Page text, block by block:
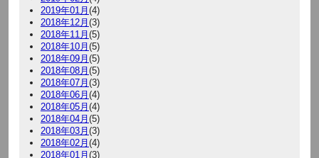
2019年01月 (4)
2018年12月 (3)
2018年11月 (5)
2018年10月 (5)
2018年09月 (5)
2018年08月 (5)
2018年07月 (3)
2018年06月 (4)
2018年05月 (4)
2018年04月 (5)
2018年03月 (3)
2018年02月 (4)
2018年01月 (3)